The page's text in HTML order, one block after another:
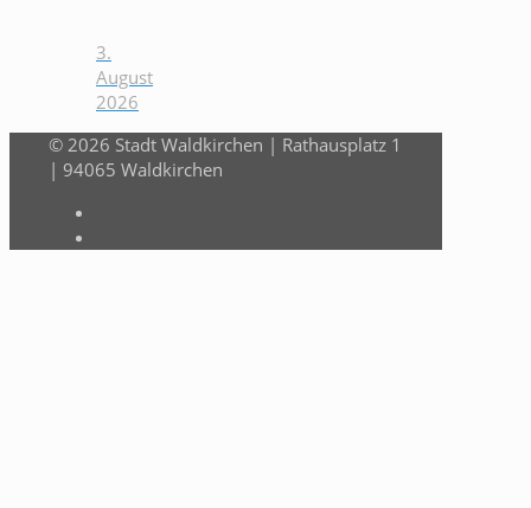
3.
August
2026
© 2026 Stadt Waldkirchen | Rathausplatz 1
| 94065 Waldkirchen